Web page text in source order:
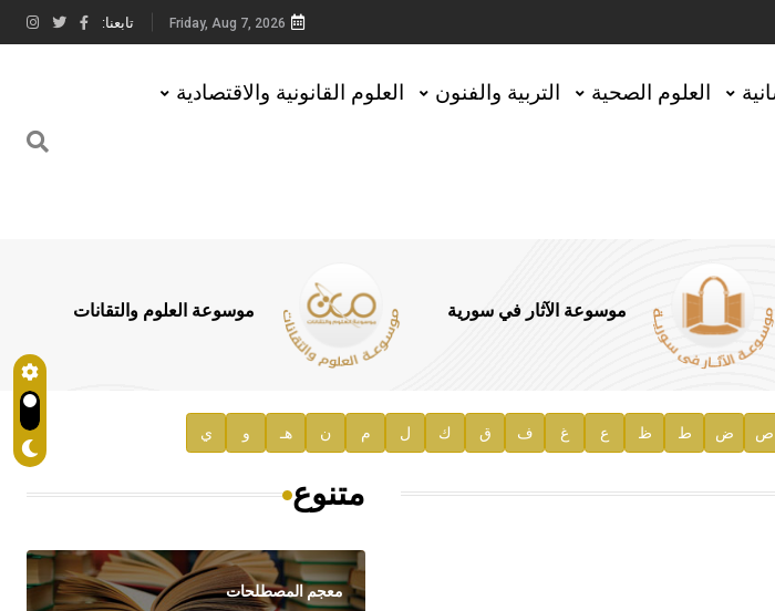
Friday, Aug 7, 2026 تابعنا:
العلوم الصحية التربية والفنون العلوم القانونية والاقتصادية
موسوعة الآثار في سورية موسوعة العلوم والتقانات
ص ض ط ظ ع غ ف ق ك ل م ن هـ و ي
متنوع
معجم المصطلحات